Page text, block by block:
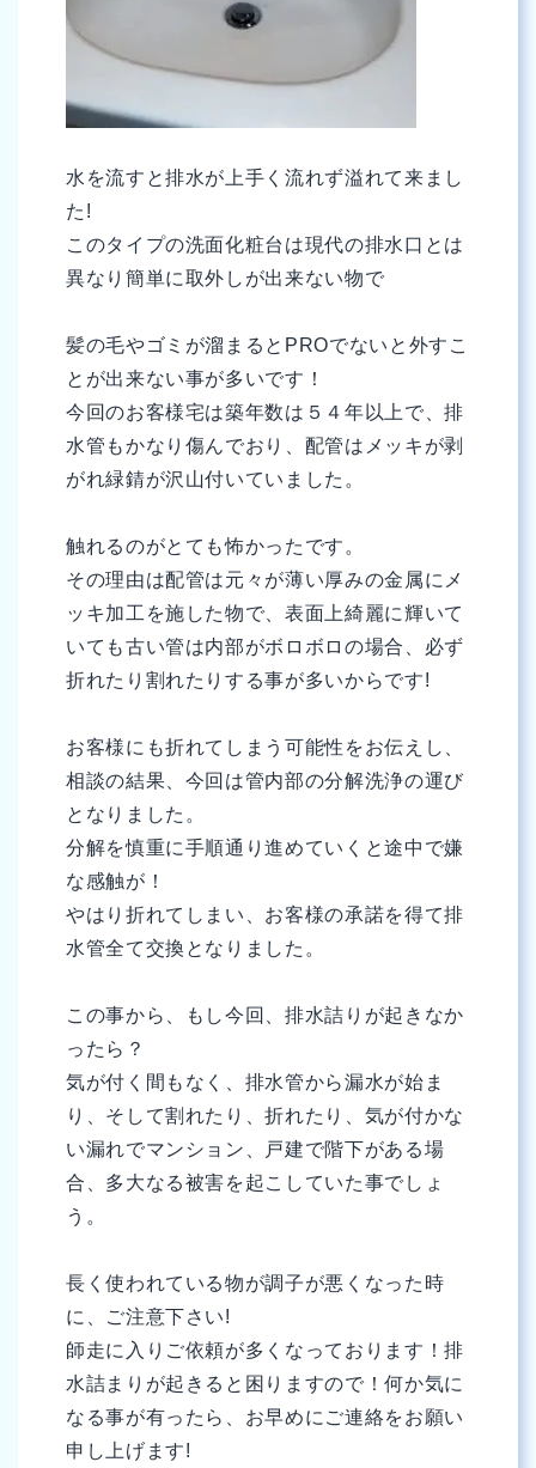
水を流すと排水が上手く流れず溢れて来まし
た!
このタイプの洗面化粧台は現代の排水口とは
異なり簡単に取外しが出来ない物で
髪の毛やゴミが溜まるとPROでないと外すこ
とが出来ない事が多いです！
今回のお客様宅は築年数は５４年以上で、排
水管もかなり傷んでおり、配管はメッキが剥
がれ緑錆が沢山付いていました。
触れるのがとても怖かったです。
その理由は配管は元々が薄い厚みの金属にメ
ッキ加工を施した物で、表面上綺麗に輝いて
いても古い管は内部がボロボロの場合、必ず
折れたり割れたりする事が多いからです!
お客様にも折れてしまう可能性をお伝えし、
相談の結果、今回は管内部の分解洗浄の運び
となりました。
分解を慎重に手順通り進めていくと途中で嫌
な感触が！
やはり折れてしまい、お客様の承諾を得て排
水管全て交換となりました。
この事から、もし今回、排水詰りが起きなか
ったら？
気が付く間もなく、排水管から漏水が始ま
り、そして割れたり、折れたり、気が付かな
い漏れでマンション、戸建で階下がある場
合、多大なる被害を起こしていた事でしょ
う。
長く使われている物が調子が悪くなった時
に、ご注意下さい!
師走に入りご依頼が多くなっております！排
水詰まりが起きると困りますので！何か気に
なる事が有ったら、お早めにご連絡をお願い
申し上げます!